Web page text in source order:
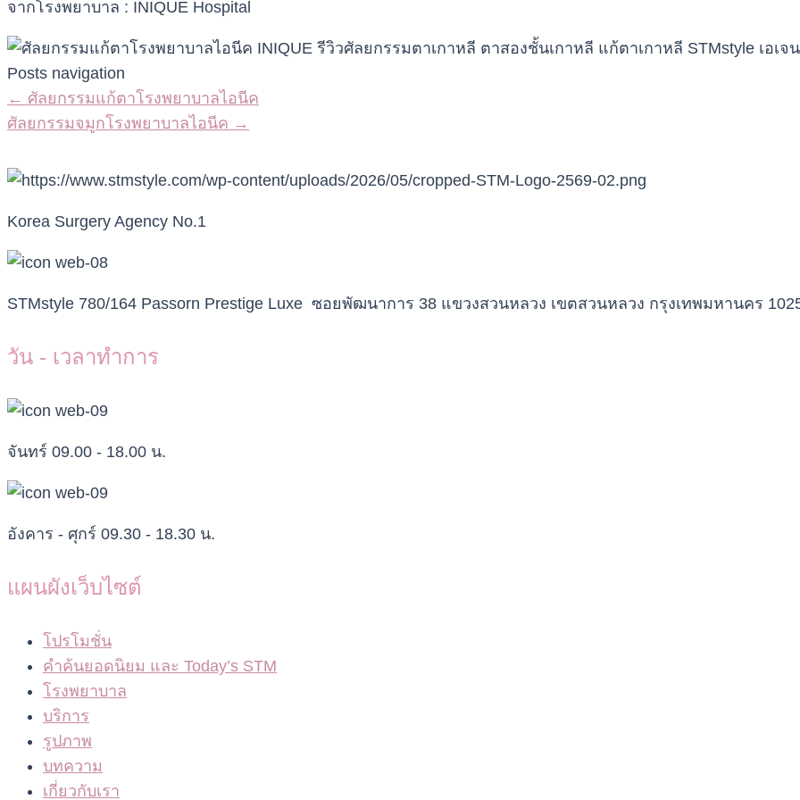
จากโรงพยาบาล : INIQUE Hospital
Posts navigation
← ศัลยกรรมแก้ตาโรงพยาบาลไอนีค
ศัลยกรรมจมูกโรงพยาบาลไอนีค →
Korea Surgery Agency No.1
STMstyle 780/164 Passorn Prestige Luxe ซอยพัฒนาการ 38 แขวงสวนหลวง เขตสวนหลวง กรุงเทพมหานคร
วัน - เวลาทำการ
จันทร์ 09.00 - 18.00 น.
อังคาร - ศุกร์ 09.30 - 18.30 น.
แผนผังเว็บไซต์
โปรโมชั่น
คำค้นยอดนิยม และ Today’s STM
โรงพยาบาล
บริการ
รูปภาพ
บทความ
เกี่ยวกับเรา